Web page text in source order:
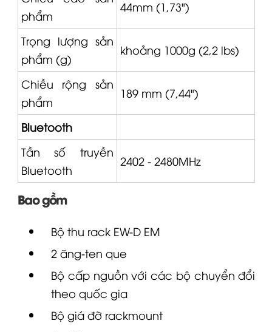
phẩm
44mm (1,73")
Trọng lượng sản
phẩm (g)
khoảng 1000g (2,2 lbs)
Chiều rộng sản
phẩm
189 mm (7,44")
Bluetooth
Tần số truyền
Bluetooth
2402 - 2480MHz
Bao gồm
Bộ thu rack EW-DEM
2 ăng-ten que
Bộ cấp nguồn với các bộ chuyển đổi
theo quốc gia
Bộ giá đỡ rackmount